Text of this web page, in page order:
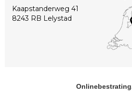
Kaapstanderweg 41
8243 RB Lelystad